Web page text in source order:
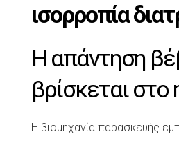
ισορροπία
Η απάντηση
βρίσκεται
Η βιομηχανία παρασκευής